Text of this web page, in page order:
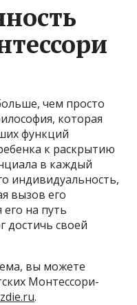
чем просто
которая
функций
к раскрытию
в каждый
индивидуальность,
вызов его
на путь
достичь своей
вы можете
Монтессори-
.